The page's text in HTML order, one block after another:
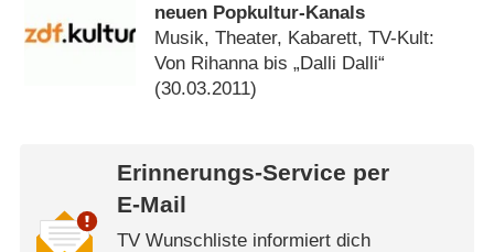
neuen Popkultur-Kanals
Musik, Theater, Kabarett, TV-Kult:
Von Rihanna bis „Dalli Dalli“
(30.03.2011)
Erinnerungs-Service per
E-Mail
TV Wunschliste informiert dich